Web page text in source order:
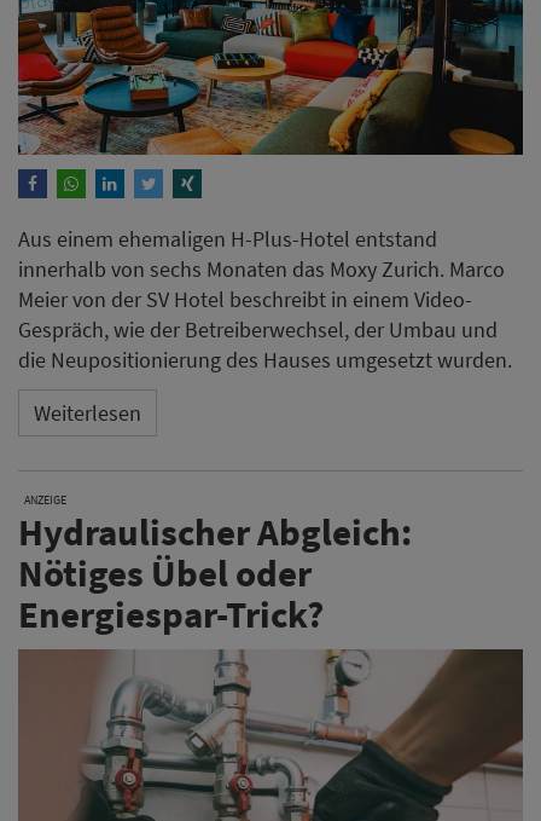
Aus einem ehemaligen H-Plus-Hotel entstand
innerhalb von sechs Monaten das Moxy Zurich. Marco
Meier von der SV Hotel beschreibt in einem Video-
Gespräch, wie der Betreiberwechsel, der Umbau und
die Neupositionierung des Hauses umgesetzt wurden.
Weiterlesen
ANZEIGE
Hydraulischer Abgleich:
Nötiges Übel oder
Energiespar-Trick?